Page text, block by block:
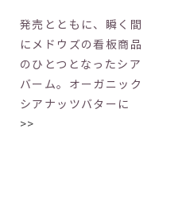
発売とともに、瞬く間
にメドウズの看板商品
のひとつとなったシア
バーム。オーガニック
シアナッツバターに
>>